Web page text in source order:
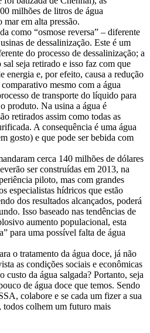
milhões de litros de água
em alta pressão.
como “osmose reversa” – diferente
de dessalinização. Este é um
do processo de dessalinização; a
seja retirado e isso faz com que
energia e, por efeito, causa a redução
mesmo com a água
de transporte do líquido para
produto. Na usina a água é
retirados assim como todas as
A consequência é uma água
gosto) e que pode ser bebida com
cerca 140 milhões de dólares
ser construídas em 2013, na
piloto, mas com grandes
especialistas hídricos que estão
dos resultados alcançados, poderá
Isso baseado nas tendências de
aumento populacional, esta
para uma possível falta de água
o tratamento da água doce, já não
as condições sociais e econômicas
custo da água salgada? Portanto, seja
de água doce que temos. Sendo
colabore e se cada um fizer a sua
todos colhem um futuro mais